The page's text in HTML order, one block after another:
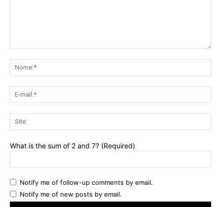
What is the sum of 2 and 7? (Required)
Notify me of follow-up comments by email.
Notify me of new posts by email.